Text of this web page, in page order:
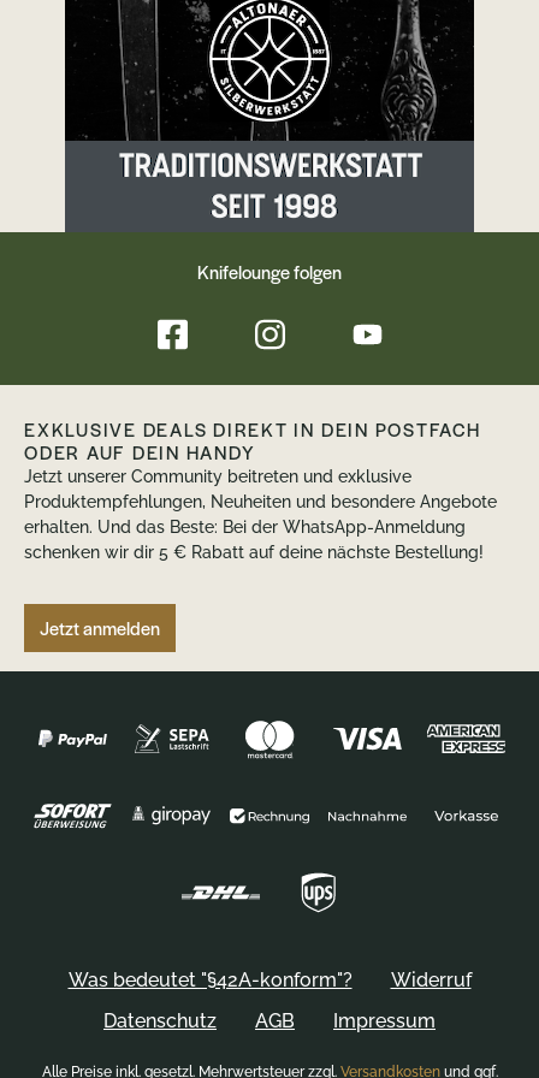
Justin Lundquist ist die lange
Hohlkehle und der Frontflipper. Für die
nötige Sicherheit beim Arbeiten sorgt
der stabile Linerlock. Ach ja, du musst
dieses Messer natürlich nicht
zwangsläufig mit beiden Händen
öffnen: Der dezente Frontflipper fügt
sich nicht nur nahtlos ins Design ein,
Knifelounge folgen
EXKLUSIVE DEALS DIREKT IN DEIN POSTFACH
ODER AUF DEIN HANDY
Jetzt unserer Community beitreten und exklusive
Produktempfehlungen, Neuheiten und besondere Angebote
erhalten. Und das Beste: Bei der WhatsApp-Anmeldung
schenken wir dir 5 € Rabatt auf deine nächste Bestellung!
Jetzt anmelden
Was bedeutet "§42A-konform"?
Widerruf
Datenschutz
AGB Impressum
Alle Preise inkl. gesetzl. Mehrwertsteuer zzgl. Versandkostenund ggf.